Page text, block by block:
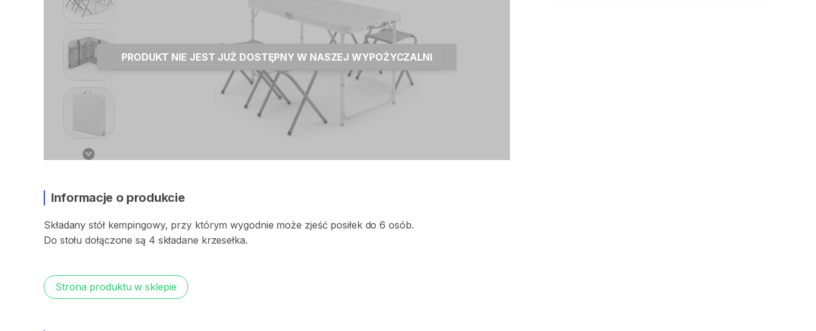
PRODUKT NIE JEST JUŻ DOSTĘPNY W NASZEJ WYPOŻYCZALNI
Informacje o produkcie
Składany stół kempingowy​,​ przy którym wygodnie może zjeść posiłek do 6 osób.
Do stołu dołączone są 4 składane krzesełka.
Strona produktu w sklepie